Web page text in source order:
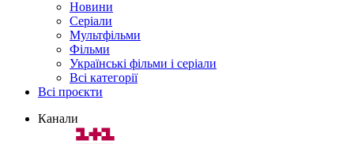
Новини
Серіали
Мультфільми
Фільми
Українські фільми і серіали
Всі категорії
Всі проєкти
Канали